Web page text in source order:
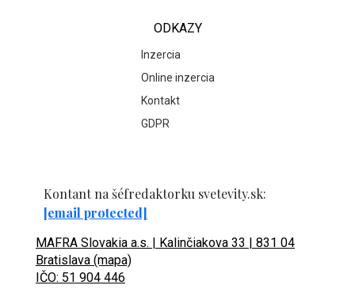
ODKAZY
Inzercia
Online inzercia
Kontakt
GDPR
Kontant na šéfredaktorku svetevity.sk:
[email protected]
MAFRA Slovakia a.s. | Kalinčiakova 33 | 831 04
Bratislava (mapa)
IČO: 51 904 446